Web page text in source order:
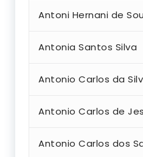
Antoni Hernani de
Antonia Santos Silva
Antonio Carlos da
Antonio Carlos de
Antonio Carlos dos